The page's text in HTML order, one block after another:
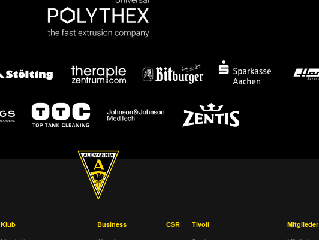
Klub
Business
CSR
Tivoli
Mitglieder